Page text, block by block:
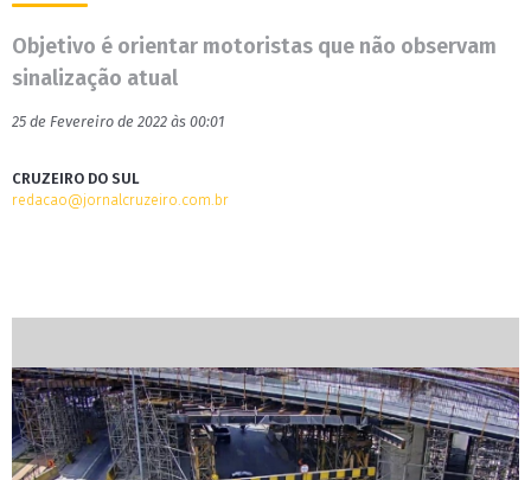
Objetivo é orientar motoristas que não observam
sinalização atual
25 de Fevereiro de 2022 às 00:01
CRUZEIRO DO SUL
redacao@jornalcruzeiro.com.br